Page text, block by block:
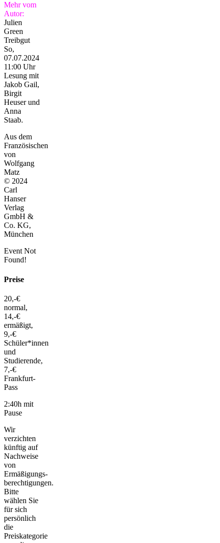
Mehr vom
Autor:
Julien
Green
Treibgut
So,
07.07.2024
11:00 Uhr
Lesung mit
Jakob Gail,
Birgit
Heuser und
Anna
Staab.
Aus dem
Französischen
von
Wolfgang
Matz
© 2024
Carl
Hanser
Verlag
GmbH &
Co. KG,
München
Event Not
Found!
Preise
20,-€
normal,
14,-€
ermäßigt,
9,-€
Schüler*innen
und
Studierende,
7,-€
Frankfurt-
Pass
2:40h mit
Pause
Wir
verzichten
künftig auf
Nachweise
von
Ermäßigungs-
berechtigungen.
Bitte
wählen Sie
für sich
persönlich
die
Preiskategorie